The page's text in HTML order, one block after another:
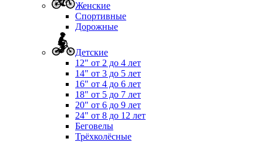
Женские
Спортивные
Дорожные
Детские
12" от 2 до 4 лет
14" от 3 до 5 лет
16" от 4 до 6 лет
18" от 5 до 7 лет
20" от 6 до 9 лет
24" от 8 до 12 лет
Беговелы
Трёхколёсные